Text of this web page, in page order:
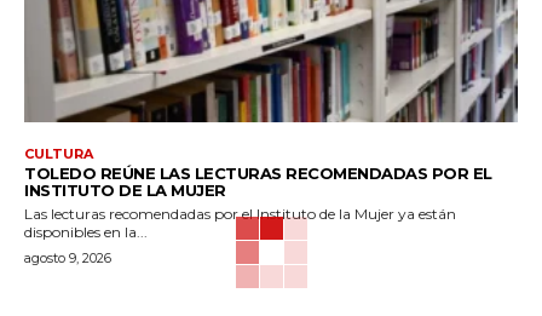
CULTURA
TOLEDO REÚNE LAS LECTURAS RECOMENDADAS POR EL
INSTITUTO DE LA MUJER
Las lecturas recomendadas por el Instituto de la Mujer ya están
disponibles en la...
agosto 9, 2026